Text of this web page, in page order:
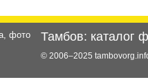
Тамбов: каталог
© 2006–2025